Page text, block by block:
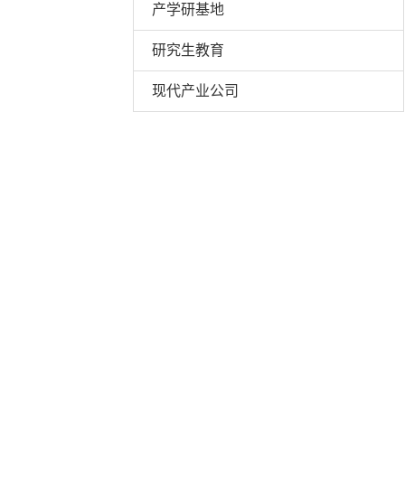
产学研基地
研究生教育
现代产业公司